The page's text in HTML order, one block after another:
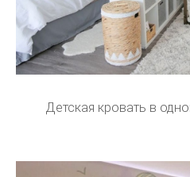
Детская кровать в